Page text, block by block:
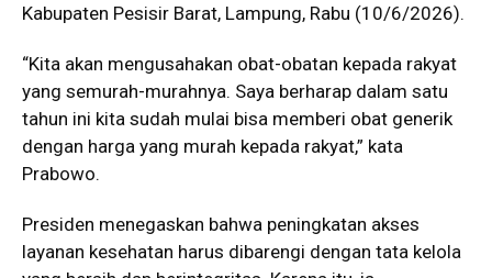
Kabupaten Pesisir Barat, Lampung, Rabu (10/6/2026).
“Kita akan mengusahakan obat-obatan kepada rakyat
yang semurah-murahnya. Saya berharap dalam satu
tahun ini kita sudah mulai bisa memberi obat generik
dengan harga yang murah kepada rakyat,” kata
Prabowo.
Presiden menegaskan bahwa peningkatan akses
layanan kesehatan harus dibarengi dengan tata kelola